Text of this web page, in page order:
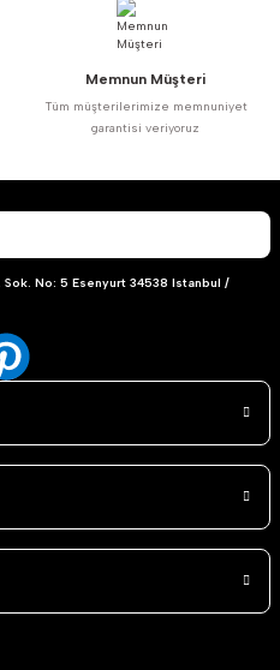
Memnun Müşteri
Tüm müşterilerimize memnuniyet
garantisi veriyoruz
No: 5 Esenyurt 34538 Istanbul /